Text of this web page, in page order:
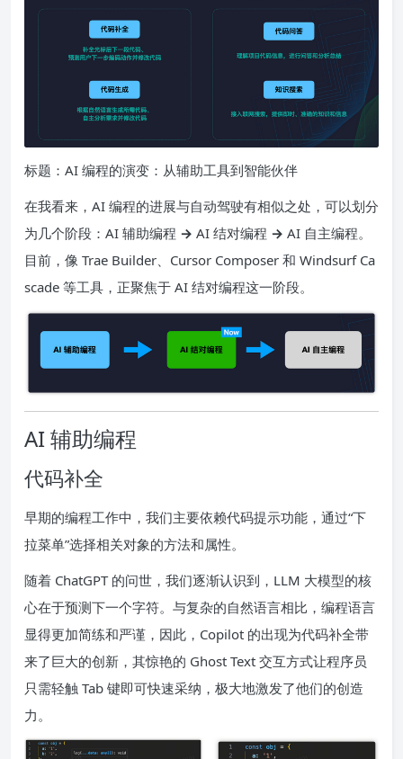
标题：AI 编程的演变：从辅助工具到智能伙伴
在我看来，AI 编程的进展与自动驾驶有相似之处，可以划分
为几个阶段：AI 辅助编程 → AI 结对编程 → AI 自主编程。
目前，像 Trae Builder、Cursor Composer 和 Windsurf Ca
scade 等工具，正聚焦于 AI 结对编程这一阶段。
AI 辅助编程
代码补全
早期的编程工作中，我们主要依赖代码提示功能，通过“下
拉菜单”选择相关对象的方法和属性。
随着 ChatGPT 的问世，我们逐渐认识到，LLM 大模型的核
心在于预测下一个字符。与复杂的自然语言相比，编程语言
显得更加简练和严谨，因此，Copilot 的出现为代码补全带
来了巨大的创新，其惊艳的 Ghost Text 交互方式让程序员
只需轻触 Tab 键即可快速采纳，极大地激发了他们的创造
力。